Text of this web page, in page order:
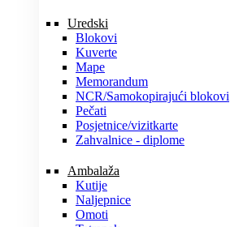
Uredski
Blokovi
Kuverte
Mape
Memorandum
NCR/Samokopirajući blokovi
Pečati
Posjetnice/vizitkarte
Zahvalnice - diplome
Ambalaža
Kutije
Naljepnice
Omoti